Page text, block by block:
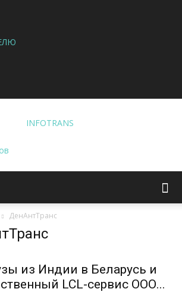
INFOTRANS
ДенАнтТранс
из Индии в Беларусь и
LCL-сервис ООО...